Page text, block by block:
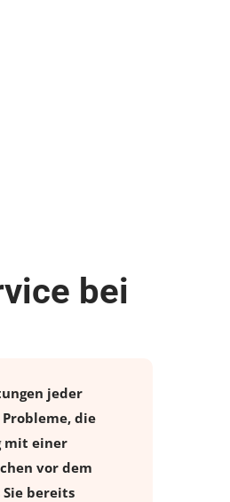
bei
jeder
die
mit einer
vor dem
bereits